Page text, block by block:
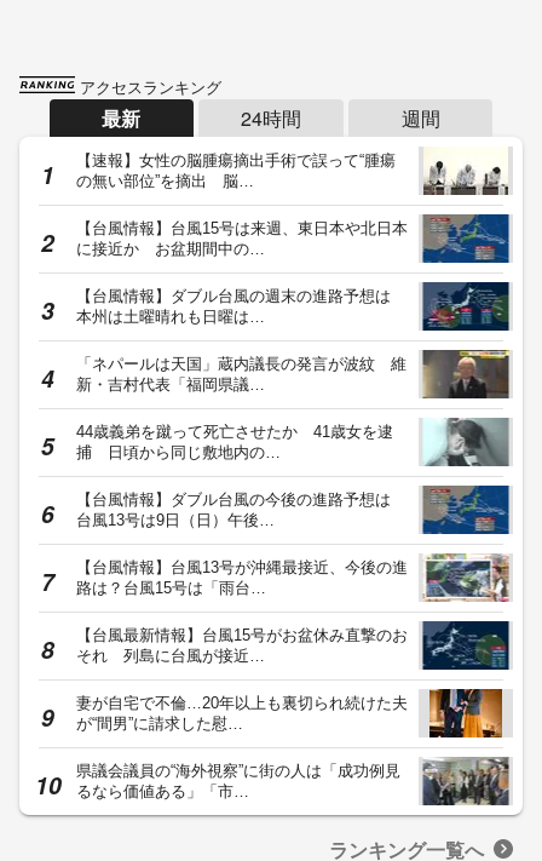
アクセスランキング
最新 24時間 週間
【速報】女性の脳腫瘍摘出手術で誤って“腫瘍
の無い部位”を摘出 脳…
【台風情報】台風15号は来週、東日本や北日本
に接近か お盆期間中の…
【台風情報】ダブル台風の週末の進路予想は
本州は土曜晴れも日曜は…
「ネパールは天国」蔵内議長の発言が波紋 維
新・吉村代表「福岡県議…
44歳義弟を蹴って死亡させたか 41歳女を逮
捕 日頃から同じ敷地内の…
【台風情報】ダブル台風の今後の進路予想は
台風13号は9日（日）午後…
【台風情報】台風13号が沖縄最接近、今後の進
路は？台風15号は「雨台…
【台風最新情報】台風15号がお盆休み直撃のお
それ 列島に台風が接近…
妻が自宅で不倫…20年以上も裏切られ続けた夫
が“間男”に請求した慰…
県議会議員の“海外視察”に街の人は「成功例見
るなら価値ある」「市…
ランキング一覧へ